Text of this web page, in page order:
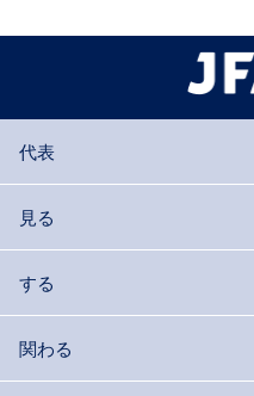
代表
見る
する
関わる